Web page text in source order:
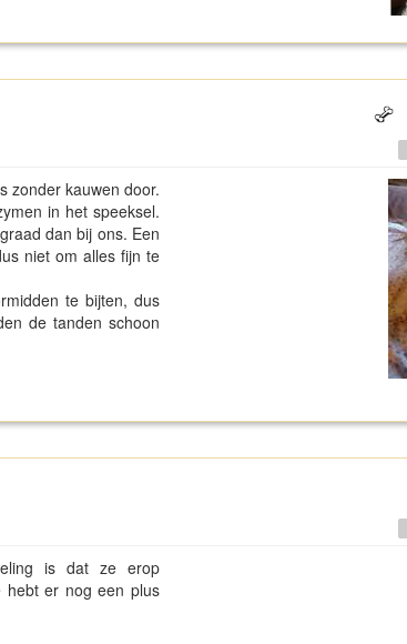
zonder kauwen door.
in het speeksel.
dan bij ons. Een
niet om alles fijn te
te bijten, dus
de tanden schoon
is dat ze erop
hebt er nog een plus